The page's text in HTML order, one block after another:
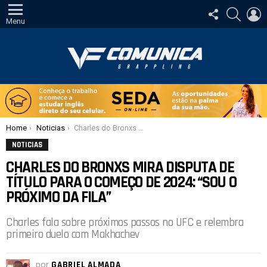
Menu
SIGA-
NOS
Você está aqui:
Home Noticias Charles do Bronxs mira disputa de título para o começo de 2024: “sou o próximo da fila”
NOTICIAS
CHARLES DO BRONXS MIRA DISPUTA DE
TÍTULO PARA O COMEÇO DE 2024: “SOU O
PRÓXIMO DA FILA”
Charles fala sobre próximos passos no UFC e relembra
primeiro duelo com Makhachev
por GABRIEL ALMADA